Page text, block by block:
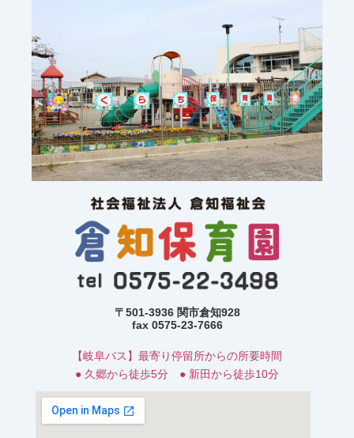
〒501-3936 関市倉知928
fax 0575-23-7666
【岐阜バス】最寄り停留所からの所要時間
● 久郷から徒歩5分 ● 新田から徒歩10分